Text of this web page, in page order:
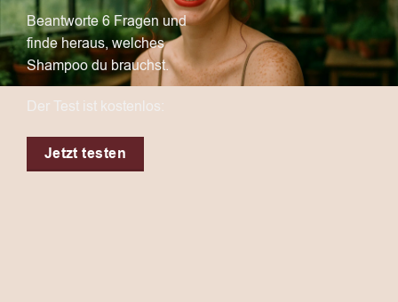
Beantworte 6 Fragen und
finde heraus, welches
Shampoo du brauchst.
Der Test ist kostenlos:
Jetzt testen